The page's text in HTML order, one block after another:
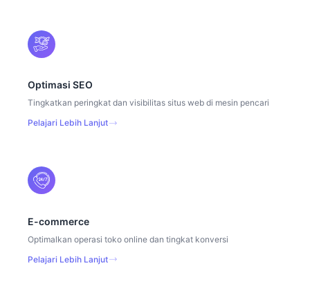
Optimasi SEO
Tingkatkan peringkat dan visibilitas situs web di mesin pencari
Pelajari Lebih Lanjut
E-commerce
Optimalkan operasi toko online dan tingkat konversi
Pelajari Lebih Lanjut